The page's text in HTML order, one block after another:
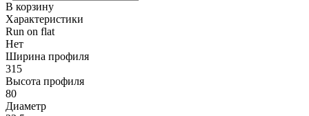
В корзину
Характеристики
Run on flat
Нет
Ширина профиля
315
Высота профиля
80
Диаметр